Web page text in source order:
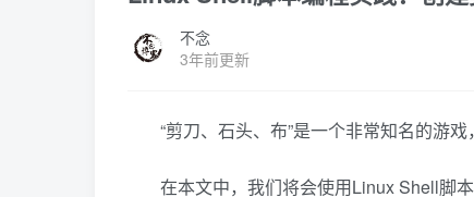
不念
3年前更新
“剪刀、石头、布”是一个非常知名的游戏
在本文中，我们将会使用Linux Shell脚